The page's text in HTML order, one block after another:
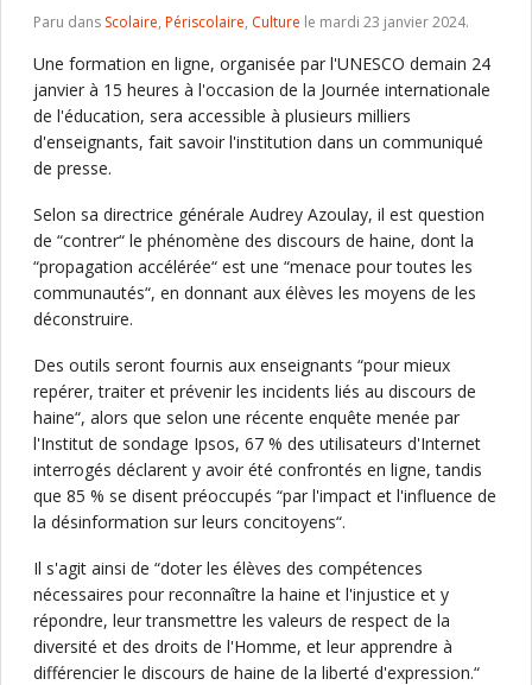
Paru dans Scolaire, Périscolaire, Culture le mardi 23 janvier 2024.
Une formation en ligne, organisée par l'UNESCO demain 24
janvier à 15 heures à l'occasion de la Journée internationale
de l'éducation, sera accessible à plusieurs milliers
d'enseignants, fait savoir l'institution dans un communiqué
de presse.
Selon sa directrice générale Audrey Azoulay, il est question
de “contrer“ le phénomène des discours de haine, dont la
“propagation accélérée“ est une “menace pour toutes les
communautés“, en donnant aux élèves les moyens de les
déconstruire.
Des outils seront fournis aux enseignants “pour mieux
repérer, traiter et prévenir les incidents liés au discours de
haine“, alors que selon une récente enquête menée par
l'Institut de sondage Ipsos, 67 % des utilisateurs d'Internet
interrogés déclarent y avoir été confrontés en ligne, tandis
que 85 % se disent préoccupés “par l'impact et l'influence de
la désinformation sur leurs concitoyens“.
Il s'agit ainsi de “doter les élèves des compétences
nécessaires pour reconnaître la haine et l'injustice et y
répondre, leur transmettre les valeurs de respect de la
diversité et des droits de l'Homme, et leur apprendre à
différencier le discours de haine de la liberté d'expression.“